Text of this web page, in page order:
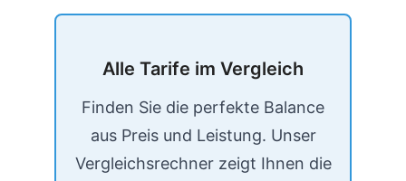
Alle Tarife im Vergleich
Finden Sie die perfekte Balance
aus Preis und Leistung. Unser
Vergleichsrechner zeigt Ihnen die